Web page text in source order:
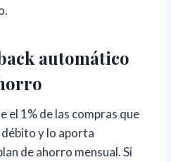
automático
el 1% de las compras que
y lo aporta
de ahorro mensual. Si